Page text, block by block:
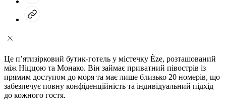
Це п’ятизірковий бутик-готель у містечку Èze, розташований
між Ніццою та Монако. Він займає приватний півострів із
прямим доступом до моря та має лише близько 20 номерів, що
забезпечує повну конфіденційність та індивідуальний підхід
до кожного гостя.